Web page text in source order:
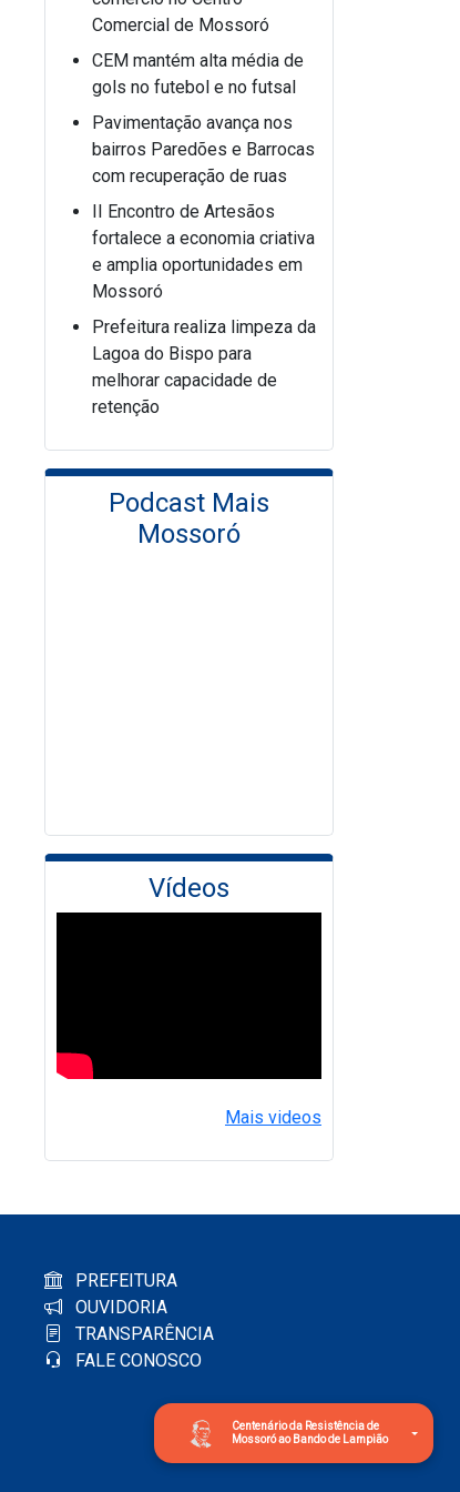
Centenário da Resistência de
Mossoró ao Bando de Lampião
Comercial de Mossoró
CEM mantém alta média de
gols no futebol e no futsal
Pavimentação avança nos
bairros Paredões e Barrocas
com recuperação de ruas
II Encontro de Artesãos
fortalece a economia criativa
e amplia oportunidades em
Mossoró
Prefeitura realiza limpeza da
Lagoa do Bispo para
melhorar capacidade de
retenção
Podcast Mais
Mossoró
Vídeos
Mais videos
PREFEITURA
OUVIDORIA
TRANSPARÊNCIA
FALE CONOSCO